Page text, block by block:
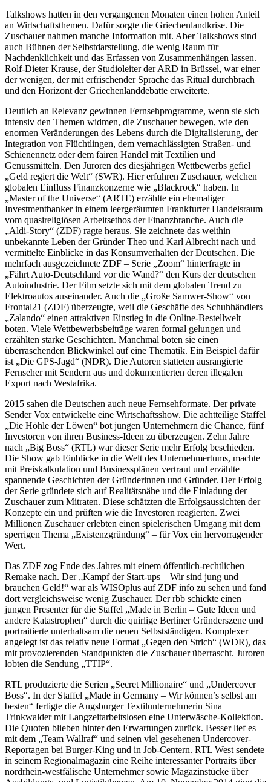
Talkshows hatten in den vergangenen Monaten einen hohen Anteil
an Wirtschaftsthemen. Dafür sorgte die Griechenlandkrise. Die
Zuschauer nahmen manche Information mit. Aber Talkshows sind
auch Bühnen der Selbstdarstellung, die wenig Raum für
Nachdenklichkeit und das Erfassen von Zusammenhängen lassen.
Rolf-Dieter Krause, der Studioleiter der ARD in Brüssel, war einer
der wenigen, der mit erfrischender Sprache das Ritual durchbrach
und den Horizont der Griechenlanddebatte erweiterte.
Deutlich an Relevanz gewinnen Fernsehprogramme, wenn sie sich
intensiv den Themen widmen, die Zuschauer bewegen, wie den
enormen Veränderungen des Lebens durch die Digitalisierung, der
Integration von Flüchtlingen, dem vernachlässigten Straßen- und
Schienennetz oder dem fairen Handel mit Textilien und
Genussmitteln. Den Juroren des diesjährigen Wettbewerbs gefiel
„Geld regiert die Welt“ (SWR). Hier erfuhren Zuschauer, welchen
globalen Einfluss Finanzkonzerne wie „Blackrock“ haben. In
„Master of the Universe“ (ARTE) erzählte ein ehemaliger
Investmentbanker in einem leergeräumten Frankfurter Handelsraum
vom quasireligiösen Arbeitsethos der Finanzbranche. Auch die
„Aldi-Story“ (ZDF) ragte heraus. Sie zeichnete das weithin
unbekannte Leben der Gründer Theo und Karl Albrecht nach und
vermittelte Einblicke in das Konsumverhalten der Deutschen. Die
mehrfach ausgezeichnete ZDF – Serie „Zoom“ hinterfragte in
„Fährt Auto-Deutschland vor die Wand?“ den Kurs der deutschen
Autoindustrie. Der Film setzte sich mit dem globalen Trend zu
Elektroautos auseinander. Auch die „Große Samwer-Show“ von
Frontal21 (ZDF) überzeugte, weil die Geschäfte des Schuhhändlers
„Zalando“ einen attraktiven Einstieg in die Online-Bestellwelt
boten. Viele Wettbewerbsbeiträge waren formal gelungen und
erzählten starke Geschichten. Manchmal boten sie einen
überraschenden Blickwinkel auf eine Thematik. Ein Beispiel dafür
ist „Die GPS-Jagd“ (NDR). Die Autoren statteten ausrangierte
Fernseher mit Sendern aus und dokumentierten deren illegalen
Export nach Westafrika.
2015 sahen die Deutschen auch neue Fernsehformate. Der private
Sender Vox entwickelte eine Wirtschaftsshow. Die achtteilige Staffel
„Die Höhle der Löwen“ bot jungen Unternehmern die Chance, fünf
Investoren von ihren Business-Ideen zu überzeugen. Zehn Jahre
nach „Big Boss“ (RTL) war dieser Serie mehr Erfolg beschieden.
Die Show gab Einblicke in die Welt des Unternehmertums, machte
mit Preiskalkulation und Businessplänen vertraut und erzählte
spannende Geschichten der Gründerinnen und Gründer. Der Erfolg
der Serie gründete sich auf Realitätsnähe und die Einladung der
Zuschauer zum Mitraten. Diese schätzten die Erfolgs­aussichten der
Konzepte ein und prüften wie die Investoren reagierten. Zwei
Millionen Zuschauer erlebten einen spielerischen Umgang mit dem
sperrigen Thema „Existenzgrün­dung“ – für Vox ein hervorragender
Wert.
Das ZDF zog Ende des Jahres mit einem öffentlich-rechtlichen
Remake nach. Der „Kampf der Start-ups – Wir sind jung und
brauchen Geld!“ war als WISOplus auf ZDF info zu sehen und fand
dort vergleichsweise wenig Zuschauer. Der rbb schickte einen
jungen Presenter für die Staffel „Made in Berlin – Gute Ideen und
andere Katastrophen“ durch die quirlige Berliner Gründerszene und
portraitierte unterhaltsam die neuen Selbstständigen. Komplexer
angelegt ist das relativ neue Format „Gegen den Strich“ (WDR), das
mit provozierenden Standpunkten die Zuschauer überrascht. Juroren
lobten die Sendung „TTIP“.
RTL produzierte die Serien „Secret Millionaire“ und „Undercover
Boss“. In der Staffel „Made in Germany – Wir können’s selbst am
besten“ fertigte die Augsburger Textilunternehmerin Sina
Trinkwalder mit Langzeitarbeitslosen eine Unterwäsche-Kollektion.
Die Quoten blieben hinter den Erwartungen zurück. Besser lief es
mit dem „Team Wallraf“ und seinen viel gesehenen Undercover-
Reportagen bei Burger-King und in Job-Centern. RTL West sendete
in seinem Regionalmagazin eine Reihe interessanter Portraits über
nordrhein-westfälische Unternehmer sowie Magazinstücke über